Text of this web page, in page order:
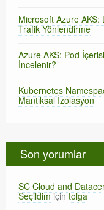
Microsoft Azure AKS:
Trafik Yönlendirme
Azure AKS: Pod
İncelenir?
Kubernetes
Mantıksal İzolasyon
Son yorumlar
SC Cloud and
Seçildimiçintolga